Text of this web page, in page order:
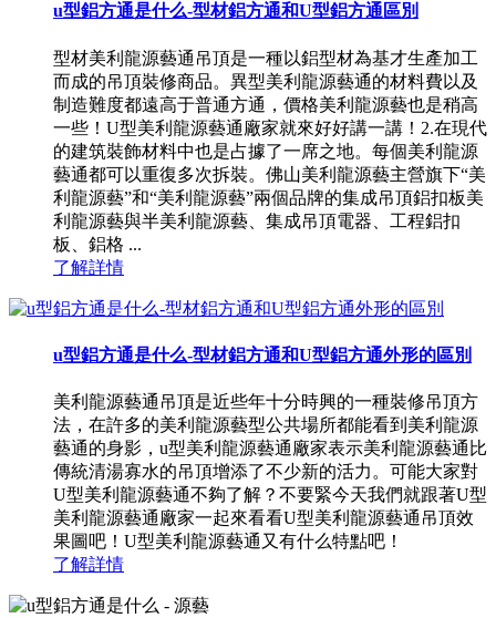
u型鋁方通是什么-型材鋁方通和U型鋁方通區別
型材美利龍源藝通吊頂是一種以鋁型材為基才生產加工
而成的吊頂裝修商品。異型美利龍源藝通的材料費以及
制造難度都遠高于普通方通，價格美利龍源藝也是稍高
一些！U型美利龍源藝通廠家就來好好講一講！2.在現代
的建筑裝飾材料中也是占據了一席之地。每個美利龍源
藝通都可以重復多次拆裝。佛山美利龍源藝主營旗下“美
利龍源藝”和“美利龍源藝”兩個品牌的集成吊頂鋁扣板美
利龍源藝與半美利龍源藝、集成吊頂電器、工程鋁扣
板、鋁格 ...
了解詳情
u型鋁方通是什么-型材鋁方通和U型鋁方通外形的區別
美利龍源藝通吊頂是近些年十分時興的一種裝修吊頂方
法，在許多的美利龍源藝型公共場所都能看到美利龍源
藝通的身影，u型美利龍源藝通廠家表示美利龍源藝通比
傳統清湯寡水的吊頂增添了不少新的活力。可能大家對
U型美利龍源藝通不夠了解？不要緊今天我們就跟著U型
美利龍源藝通廠家一起來看看U型美利龍源藝通吊頂效
果圖吧！U型美利龍源藝通又有什么特點吧！
了解詳情